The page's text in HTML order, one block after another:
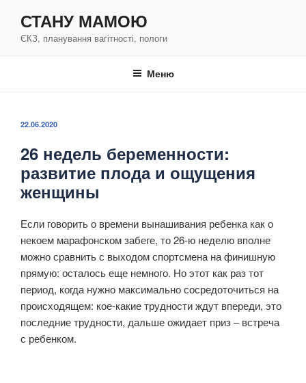
содержимому
СТАНУ МАМОЮ
ЄКЗ, планування вагітності, пологи
Меню
ОПУБЛИКОВАНО
22.06.2020
26 недель беременности:
развитие плода и ощущения
женщины
Если говорить о времени вынашивания ребенка как о
некоем марафонском забеге, то 26-ю неделю вполне
можно сравнить с выходом спортсмена на финишную
прямую: осталось еще немного. Но этот как раз тот
период, когда нужно максимально сосредоточиться на
происходящем: кое-какие трудности ждут впереди, это
последние трудности, дальше ожидает приз – встреча
с ребенком.